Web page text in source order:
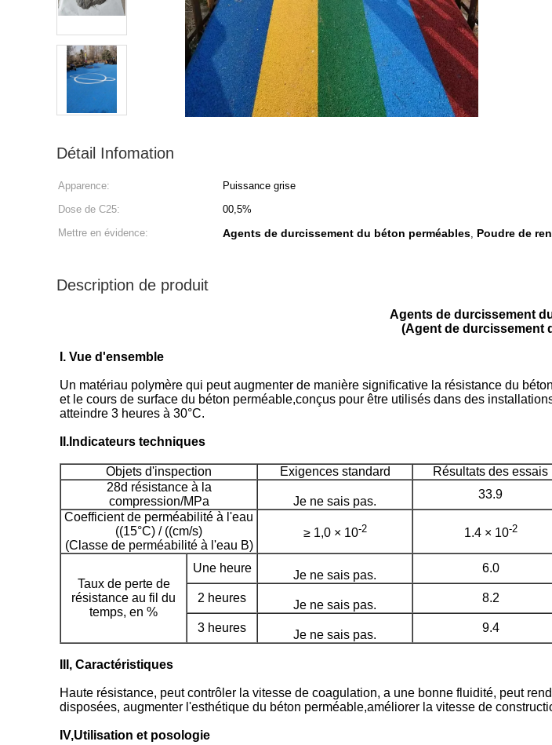
Détail Infomation
Apparence: Puissance grise
Dose de C25:
00,5%
Mettre en évidence:
Agents de durcissement du béton perméables, Poudre de
Description de produit
Agents de durcissement
(Agent de durcissement
I. Vue d'ensemble
Un matériau polymère qui peut augmenter de manière significative la résistance du
et le cours de surface du béton perméable,conçus pour être utilisés dans des
atteindre 3 heures à 30°C.
II.Indicateurs techniques
Objets d'inspection Exigences standard
Résultats des essais
28d résistance à la
compression/MPa
Je ne sais pas.
33.9
Coefficient de perméabilité à l'eau
((15°C) / ((cm/s)
(Classe de perméabilité à l'eau B)
≥ 1,0 × 10-2 1.4 × 10-2
Taux de perte de
résistance au fil du
temps, en %
Une heure
Je ne sais pas.
6.0
2 heures
Je ne sais pas.
8.2
3 heures
Je ne sais pas.
9.4
III, Caractéristiques
Haute résistance, peut contrôler la vitesse de coagulation, a une bonne fluidité, peut
disposées, augmenter l'esthétique du béton perméable,améliorer la vitesse de
IV,Utilisation et posologie